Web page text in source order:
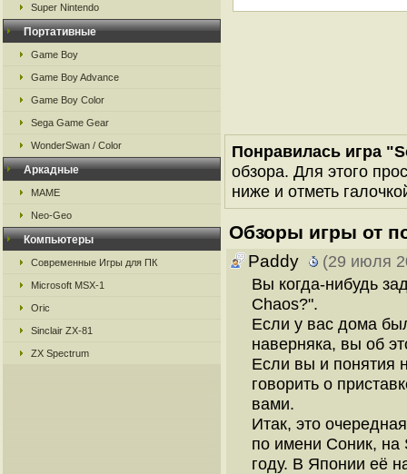
Super Nintendo
Портативные
Game Boy
Game Boy Advance
Game Boy Color
Sega Game Gear
WonderSwan / Color
Аркадные
MAME
Neo-Geo
Компьютеры
Современные Игры для ПК
Microsoft MSX-1
Oric
Sinclair ZX-81
ZX Spectrum
Понравилась игра
обзора. Для этого
ниже и отметь
Обзоры игры от
Paddy
(29 июля
Вы когда-нибудь
Chaos?".
Если у вас дома
наверняка, вы об
Если вы и понятия
говорить о
вами.
Итак, это
по имени Соник, на
году. В Японии её